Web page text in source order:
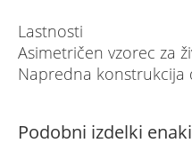
Lastnosti
Asimetričen vzorec za
Napredna konstrukcija
Podobni izdelki